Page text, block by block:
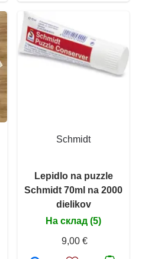
Schmidt
Lepidlo na puzzle
Schmidt 70ml na 2000
dielikov
На склад (5)
9,00 €